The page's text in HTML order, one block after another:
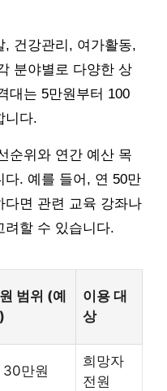
, 건강관리, 여가활동,
분야별로 다양한 상
대는 5만원부터 100
니다.
순위와 연간 예산 목
다. 예를 들어, 연 50만
다면 관련 교육 강좌나
려할 수 있습니다.
범위 (예
이용 대
상
30만원
희망자
전원